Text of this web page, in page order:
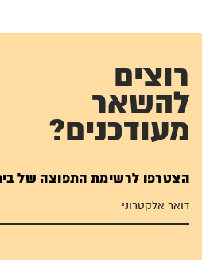
רוצים
להשאר
מעודכנים?
הצטרפו לרשימת התפוצה של